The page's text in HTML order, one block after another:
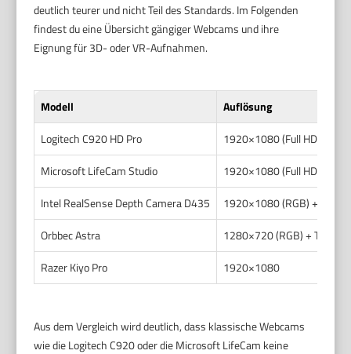
deutlich teurer und nicht Teil des Standards. Im Folgenden
findest du eine Übersicht gängiger Webcams und ihre
Eignung für 3D- oder VR-Aufnahmen.
Modell
Auflösung
Logitech C920 HD Pro
1920×1080 (Full HD)
Microsoft LifeCam Studio
1920×1080 (Full HD)
Intel RealSense Depth Camera D435
1920×1080 (RGB) +
Orbbec Astra
1280×720 (RGB) +
Razer Kiyo Pro
1920×1080
Aus dem Vergleich wird deutlich, dass klassische Webcams
wie die Logitech C920 oder die Microsoft LifeCam keine